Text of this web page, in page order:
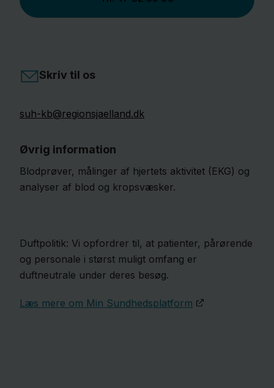
Skriv til os
suh-kb@regionsjaelland.dk
Øvrig information
Blodprøver, målinger af hjertets aktivitet (EKG) og
analyser af blod og kropsvæsker.
Duftpolitik: Vi opfordrer til, at patienter, pårørende
og personale i størst muligt omfang er
duftneutrale under deres besøg.
Læs mere om Min Sundhedsplatform